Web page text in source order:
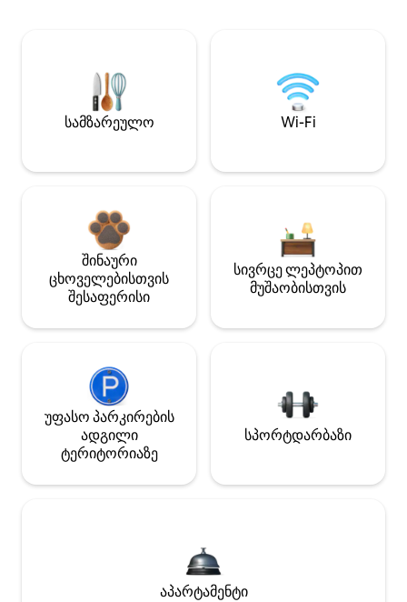
სამზარეულო Wi-Fi
შინაური
ცხოველებისთვის
შესაფერისი
სივრცე ლეპტოპით
მუშაობისთვის
უფასო პარკირების
ადგილი
ტერიტორიაზე
სპორტდარბაზი
აპარტამენტი